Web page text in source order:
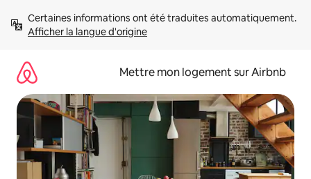
directement
Afficher la langue d'origine
Mettre mon logement sur Airbnb